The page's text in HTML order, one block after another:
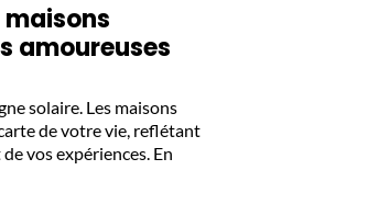
maisons
amoureuses
solaire. Les maisons
de votre vie, reflétant
vos expériences. En